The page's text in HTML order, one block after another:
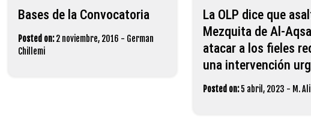
Bases de la Convocatoria
Posted on: 2 noviembre, 2016 - German
Chillemi
La OLP dice que
Mezquita de Al-
atacar a los fieles
una intervención
Posted on: 5 abril, 2023 - M. Ali